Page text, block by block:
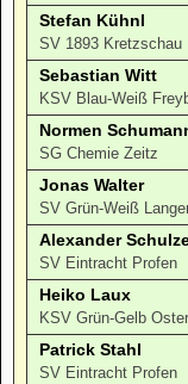
Stefan Kühnl
SV 1893 Kretzschau
Sebastian Witt
KSV Blau-Weiß
Normen
SG Chemie Zeitz
Jonas Walter
SV Grün-Weiß
Alexander
SV Eintracht Profen
Heiko Laux
KSV Grün-Gelb
Patrick Stahl
SV Eintracht Profen